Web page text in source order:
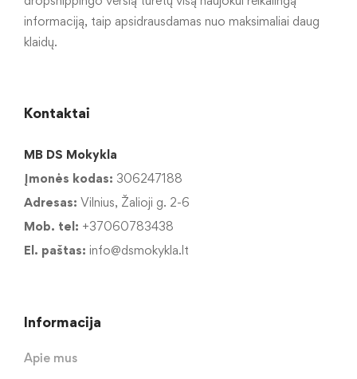
informaciją, taip apsidrausdamas nuo maksimaliai daug
klaidų.
Kontaktai
MB DS Mokykla
Įmonės kodas: 306247188
Adresas: Vilnius, Žalioji g. 2-6
Mob. tel: +37060783438
El. paštas: info@dsmokykla.lt
Informacija
Apie mus